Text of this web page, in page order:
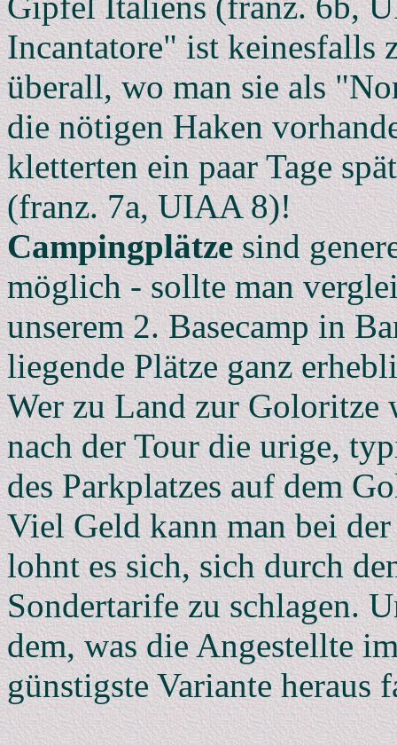
Incantatore" ist keinesfalls
überall, wo man sie als
die nötigen Haken
kletterten ein paar Tage
(franz. 7a, UIAA 8)!
Campingplätzesind
möglich - sollte man
unserem 2. Basecamp in
liegende Plätze ganz
Wer zu Land zur Goloritze
nach der Tour die urige,
des Parkplatzes auf dem
Viel Geld kann man bei
lohnt es sich, sich durch
Sondertarife zu schlagen.
dem, was die Angestellte
günstigste Variante heraus